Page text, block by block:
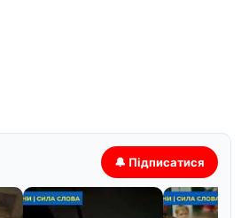
🔔 Підписатися